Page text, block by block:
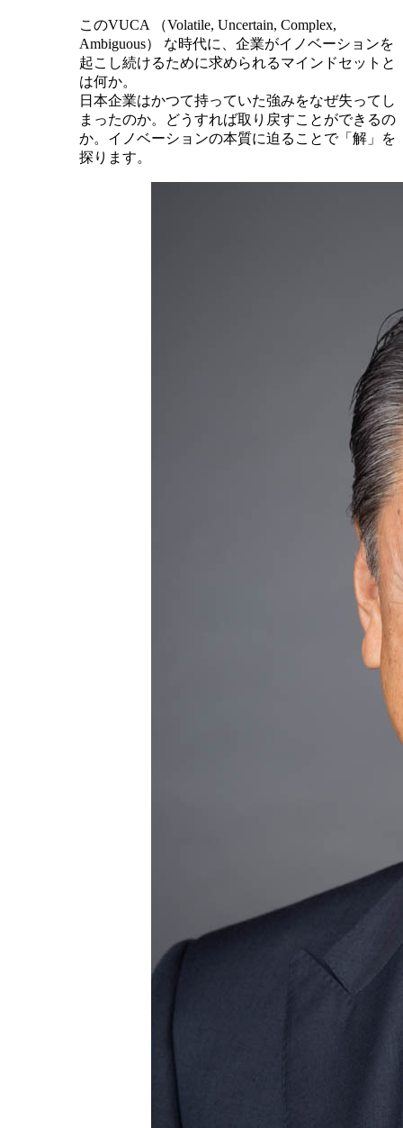
このVUCA （Volatile, Uncertain, Complex,
Ambiguous） な時代に、企業がイノベーションを
起こし続けるために求められるマインドセットと
は何か。
日本企業はかつて持っていた強みをなぜ失ってし
まったのか。どうすれば取り戻すことができるの
か。イノベーションの本質に迫ることで「解」を
探ります。